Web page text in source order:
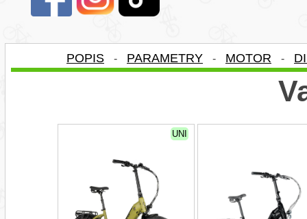
POPIS - PARAMETRY - MOTOR -
UNI